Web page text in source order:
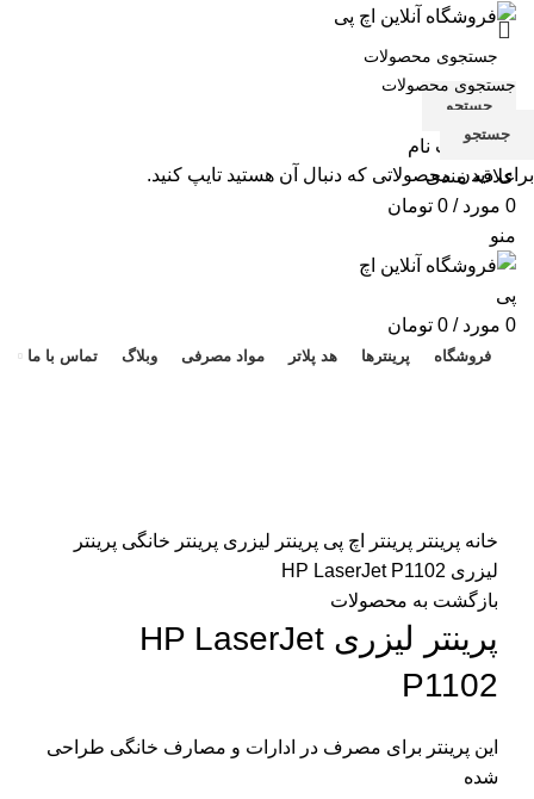
جستجو
ورود / ثبت نام
علاقه مندی
0 مورد /
0 تومان
منو
0 مورد /
0 تومان
فروشگاه پرینترها هد پلاتر مواد مصرفی وبلاگ تماس با ما
خانه پرینتر پرینتر اچ پی پرینتر لیزری پرینتر خانگی پرینتر
لیزری HP LaserJet P1102
بازگشت به محصولات
پرینتر لیزری HP LaserJet
P1102
این پرینتر برای مصرف در ادارات و مصارف خانگی طراحی
شده
جستجو
برای دیدن محصولاتی که دنبال آن هستید تایپ کنید.